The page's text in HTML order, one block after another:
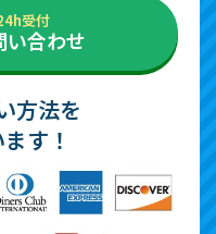
受付
い合わせ
方法を
す！